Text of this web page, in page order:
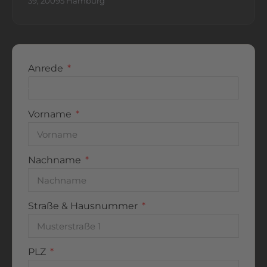
Netzwerkanschlüssen in sämtlichen Wohnräumen
unterstreichen den gehobenen Qualitätsanspruch
architektonische Gesamtbild ein. Die ruhige
Sackgassenlage ohne Durchgangsverkehr
Wohnqualität. Zusätzliche ca. 23 m² Nutzfläche mit
Heizungs-, Wasch- und Werkraum im
Erweiterungsmöglichkeiten. Eine Villa, die durch
ihre außergewöhnliche Lage, die hochwertige
Anrede
Vorname
Nachname
Straße & Hausnummer
PLZ